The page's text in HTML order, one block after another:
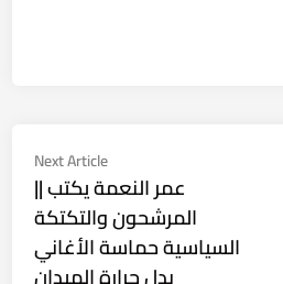
Next Article
Next
عمر النعمة يكتب ||
المرشحون والتكتكة
السياسية حماسة الأغاني